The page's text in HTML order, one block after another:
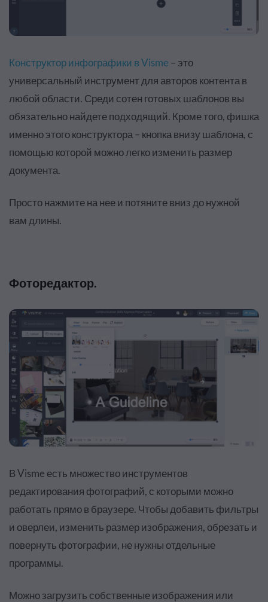
Конструктор инфографики в Visme – это
универсальный инструмент для авторов контента в
любой области. Среди сотен готовых шаблонов вы
обязательно найдете подходящий. Кроме того, фишка
именно этого конструктора – кнопка внизу шаблона, с
помощью которой можно легко изменить размер
документа.
Просто нажмите на нее и потяните вниз до нужной
вам длины.
Фоторедактор.
В Visme есть множество инструментов
редактирования фотографий, с которыми можно
работать прямо в браузере. Чтобы добавить фильтры
и оверлеи, изменить размер изображения, обрезать и
повернуть фотографии, не нужны отдельные
программы.
Можно загрузить собственные изображения или